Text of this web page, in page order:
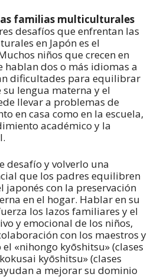
familias multiculturales
desafíos que enfrentan las
en Japón es el
niños que crecen en
hablan dos o más idiomas a
dificultades para equilibrar
lengua materna y el
llevar a problemas de
en casa como en la escuela,
académico y la
desafío y volverlo una
que los padres equilibren
japonés con la preservación
en el hogar. Hablar en su
los lazos familiares y el
y emocional de los niños,
con los maestros y
«nihongo kyōshitsu» (clases
kyōshitsu» (clases
a mejorar su dominio